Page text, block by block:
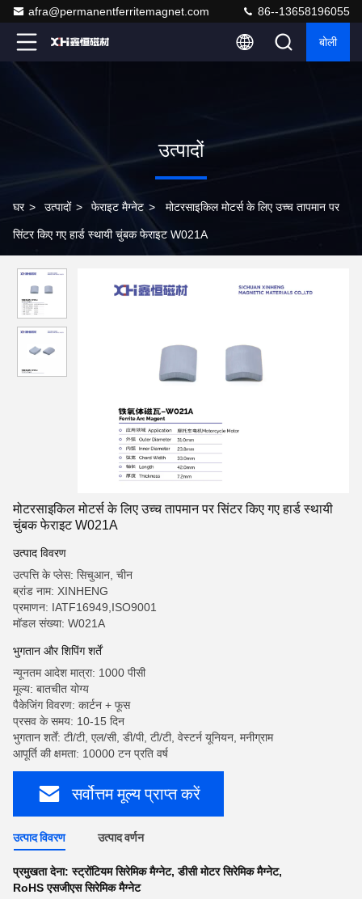
afra@permanentferritemagnet.com 86--13658196055
बोली
उत्पादों
घर > उत्पादों > फेराइट मैग्नेट > मोटरसाइकिल मोटर्स के लिए उच्च तापमान पर
सिंटर किए गए हार्ड स्थायी चुंबक फेराइट W021A
मोटरसाइकिल मोटर्स के लिए उच्च तापमान पर सिंटर किए गए हार्ड स्थायी
चुंबक फेराइट W021A
उत्पाद विवरण
उत्पत्ति के प्लेस: सिचुआन, चीन
ब्रांड नाम: XINHENG
प्रमाणन: IATF16949,ISO9001
मॉडल संख्या: W021A
भुगतान और शिपिंग शर्तें
न्यूनतम आदेश मात्रा: 1000 पीसी
मूल्य: बातचीत योग्य
पैकेजिंग विवरण: कार्टन + फूस
प्रसव के समय: 10-15 दिन
भुगतान शर्तें: टी/टी, एल/सी, डी/पी, टी/टी, वेस्टर्न यूनियन, मनीग्राम
आपूर्ति की क्षमता: 10000 टन प्रति वर्ष
सर्वोत्तम मूल्य प्राप्त करें
उत्पाद विवरण उत्पाद वर्णन
प्रमुखता देना:स्ट्रोंटियम सिरेमिक मैग्नेट,डीसी मोटर सिरेमिक मैग्नेट,
RoHS एसजीएस सिरेमिक मैग्नेट